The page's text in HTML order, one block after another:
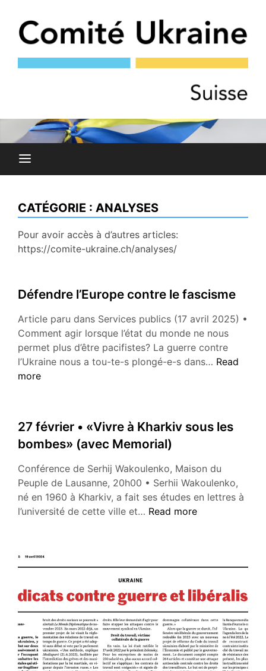
content
Comité Ukraine
ET AVEC LES OPPOSANT·E·S RUSSES À LA GUERRE
CATÉGORIE : ANALYSES
Pour avoir accès à d’autres articles:
https://comite-ukraine.ch/analyses/
Défendre l’Europe contre le fascisme
Article paru dans Services publics (17 avril 2025) •
Comment agir lorsque l’état du monde ne nous
permet plus d’être pacifistes? La guerre contre
l’Ukraine nous a tou-te-s plongé-e-s dans… Défendre
Read
more
27 février • «Vivre à Kharkiv sous les
bombes» (avec Memorial)
Conférence de Serhij Wakoulenko, Maison du
Peuple de Lausanne, 20h00 • Serhii Wakoulenko,
né en 1960 à Kharkiv, a fait ses études en lettres à
l’université de cette ville et… 27
à
sous
les
bombes»
(avec
Memorial)
Read more